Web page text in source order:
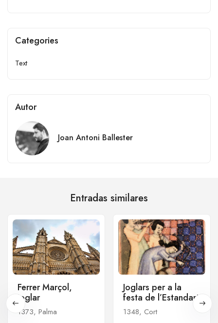
Categories
Text
Autor
Joan Antoni Ballester
Entradas similares
Ferrer Marçol,
joglar
1373, Palma
Joglars per a la
festa de l’Estandart
1348, Cort